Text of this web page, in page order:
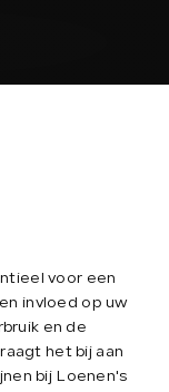
voor een
invloed op uw
en de
het bij aan
bij Loenen's